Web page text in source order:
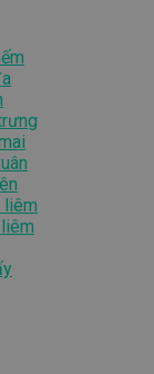
liêm